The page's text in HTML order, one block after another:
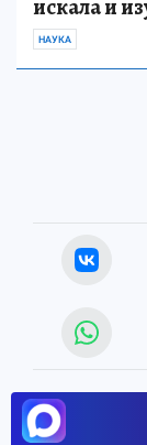
искала и
НАУКА